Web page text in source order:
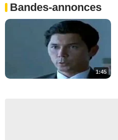
Bandes-annonces
1:45